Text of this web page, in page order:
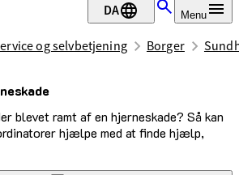
DA Menu
og selvbetjening Borger
blevet ramt af en hjerneskade? Så kan
hjælpe med at finde hjælp,
2026